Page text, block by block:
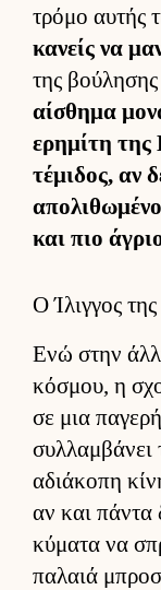
τρόμο αυ­τής
κανείς να
της
αί­σθημα
ερημίτη
τέμιδος, αν
και πιο
Ο Ίλιγγος
Ενώ στην
κόσμου, η
σε μια
συλ­λαμ­βάνει
αδιάκοπη
αν και πάντα
κύματα να
παλαιά